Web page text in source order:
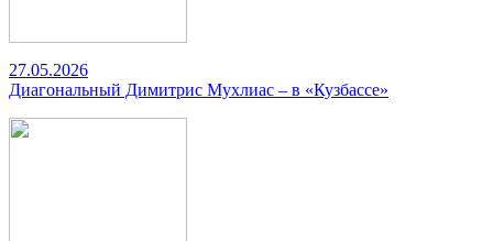
27.05.2026
Диагональный Димитрис Мухлиас – в «Кузбассе»